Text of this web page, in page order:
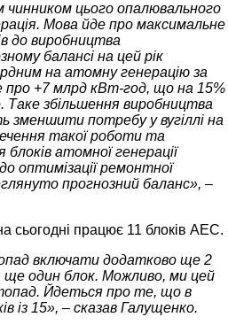
чинником цього опалювального
Мова йде про максимальне
до виробництва
балансі на цей рік
на атомну генерацію за
про +7 млрд кВт-год, що на 15%
Таке збільшення виробництва
зменшити потребу у вугіллі на
такої роботи та
атомної генерації
оптимізації ремонтної
прогнозний баланс», –
сьогодні працює 11 блоків АЕС.
включати додатково ще 2
ще один блок. Можливо, ми цей
Йдеться про те, що в
із 15», – сказав Галущенко.